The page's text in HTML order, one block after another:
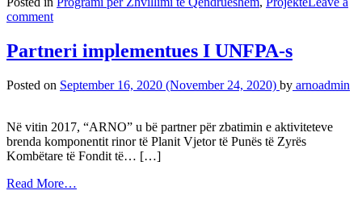
comment
Partneri implementues I UNFPA-s
Posted on September 16, 2020 (November 24, 2020) by arnoadmin
Në vitin 2017, “ARNO” u bë partner për zbatimin e aktiviteteve
brenda komponentit rinor të Planit Vjetor të Punës të Zyrës
Kombëtare të Fondit të… […]
Read More…